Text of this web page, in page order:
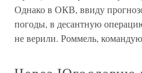
Однако в ОКВ, ввиду
погоды, в десантную
не верили. Роммель,